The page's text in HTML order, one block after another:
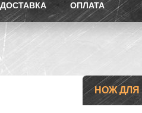
ДОСТАВКА ОПЛАТА
НОЖ ДЛЯ